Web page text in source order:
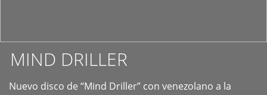
MIND DRILLER
Nuevo disco de “Mind Driller” con venezolano a la